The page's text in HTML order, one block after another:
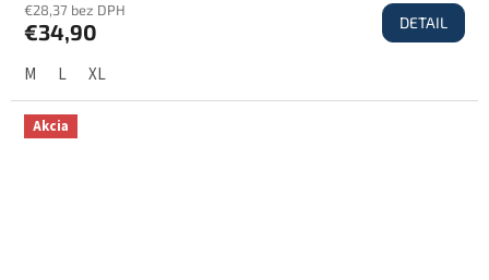
€28,37 bez DPH
€34,90 DETAIL
M L XL
Akcia